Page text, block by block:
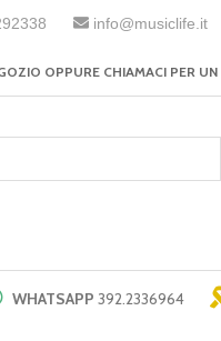
info@musiclife.it
OPPURE CHIAMACI PER
WHATSAPP 392.2336964